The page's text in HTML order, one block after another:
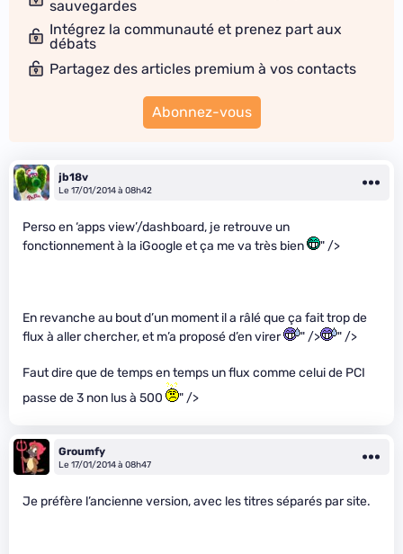
sauvegardes
Intégrez la communauté et prenez part aux
débats
Partagez des articles premium à vos contacts
Abonnez-vous
jb18v
Le 17/01/2014 à 08h42
Perso en ‘apps view’/dashboard, je retrouve un
fonctionnement à la iGoogle et ça me va très bien
" />
En revanche au bout d’un moment il a râlé que ça fait trop de
flux à aller chercher, et m’a proposé d’en virer
" /> " />
Faut dire que de temps en temps un flux comme celui de PCI
passe de 3 non lus à 500
" />
Groumfy
Le 17/01/2014 à 08h47
Je préfère l’ancienne version, avec les titres séparés par site.